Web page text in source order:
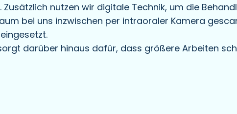
nutzen wir digitale Technik, um die
bei uns inzwischen per intraoraler Kamera
darüber hinaus dafür, dass größere Arbeiten